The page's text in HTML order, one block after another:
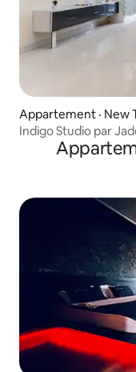
Appartement · New
Indigo Studio par
New Town, Kolkata